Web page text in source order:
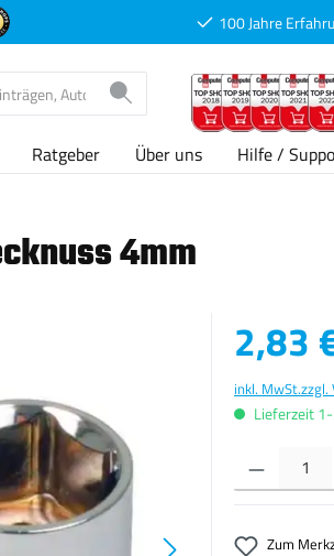
100 Jahre
Ratgeber Über uns Hilfe /
4mm
2,83
inkl. MwSt.zzgl.
Lieferzeit
Produkt Anzahl:
Zum